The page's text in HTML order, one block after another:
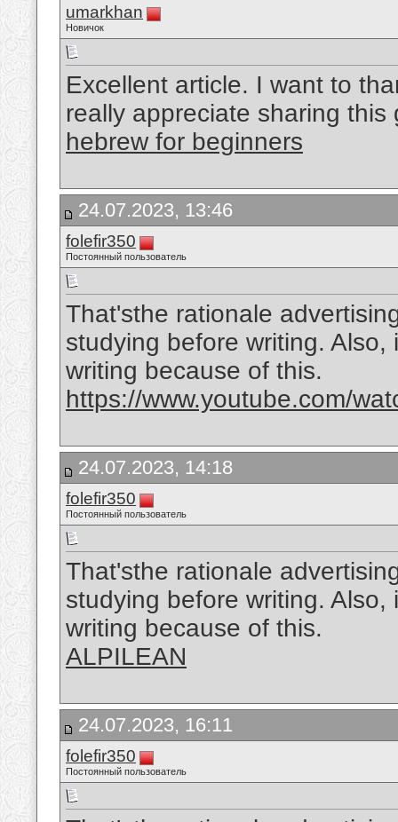
umarkhan
Новичок
Excellent article. I want to
really appreciate sharing
hebrew for beginners
24.07.2023, 13:46
folefir350
Постоянный пользователь
That'sthe rationale
studying before writing.
writing because of this.
https://www.youtube.com/
24.07.2023, 14:18
folefir350
Постоянный пользователь
That'sthe rationale
studying before writing.
writing because of this.
ALPILEAN
24.07.2023, 16:11
folefir350
Постоянный пользователь